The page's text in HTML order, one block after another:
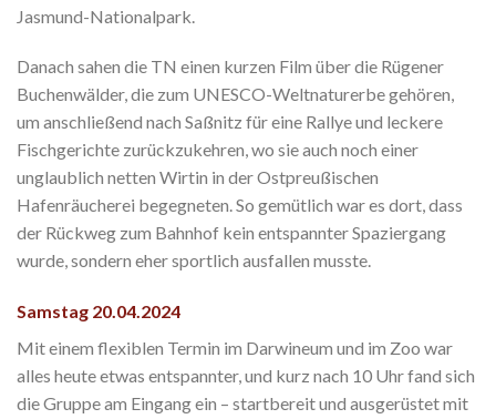
Jasmund-Nationalpark.
Danach sahen die TN einen kurzen Film über die Rügener
Buchenwälder, die zum UNESCO-Weltnaturerbe gehören,
um anschließend nach Saßnitz für eine Rallye und leckere
Fischgerichte zurückzukehren, wo sie auch noch einer
unglaublich netten Wirtin in der Ostpreußischen
Hafenräucherei begegneten. So gemütlich war es dort, dass
der Rückweg zum Bahnhof kein entspannter Spaziergang
wurde, sondern eher sportlich ausfallen musste.
Samstag 20.04.2024
Mit einem flexiblen Termin im Darwineum und im Zoo war
alles heute etwas entspannter, und kurz nach 10 Uhr fand sich
die Gruppe am Eingang ein – startbereit und ausgerüstet mit